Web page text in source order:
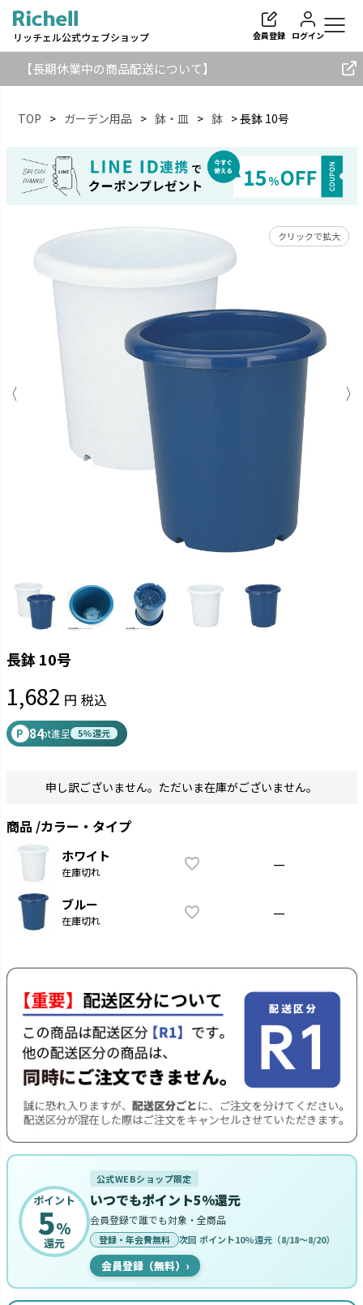
リッチェル公式ウェブショップ 会員登録 ログイン
【長期休業中の商品配送について】
検索
TOP ガーデン用品 鉢・皿 鉢 長鉢 10号
クリックで拡大
長鉢 10号
1,682 税込
P 84pt進呈 5%還元
申し訳ございません。ただいま在庫がございません。
商品 カラー・タイプ
ホワイト
在庫切れ —
ブルー
在庫切れ —
ポイント
5%
還元
公式WEBショップ限定
いつでもポイント5%還元
会員登録で誰でも対象・全商品
登録・年会費無料 次回 ポイント10%還元（8/18〜8/20）
会員登録（無料） ›